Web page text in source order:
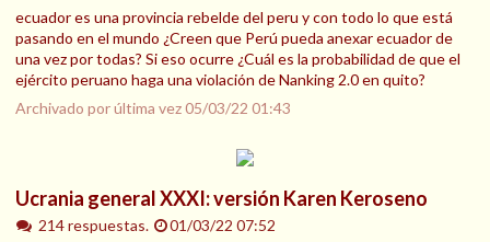
ecuador es una provincia rebelde del peru y con todo lo que está
pasando en el mundo ¿Creen que Perú pueda anexar ecuador de
una vez por todas? Si eso ocurre ¿Cuál es la probabilidad de que el
ejército peruano haga una violación de Nanking 2.0 en quito?
Archivado por última vez05/03/22 01:43
Ucrania general XXXI: versión Karen Keroseno
214 respuestas.
01/03/22 07:52